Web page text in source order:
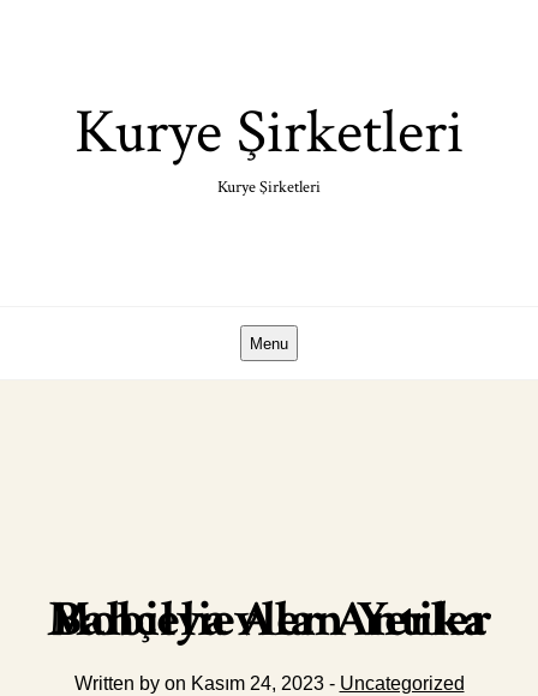
Kurye Şirketleri
Kurye Şirketleri
Menu
Bahçelievler Antika Mobilya Alan Yerler
Written by on Kasım 24, 2023 - Uncategorized